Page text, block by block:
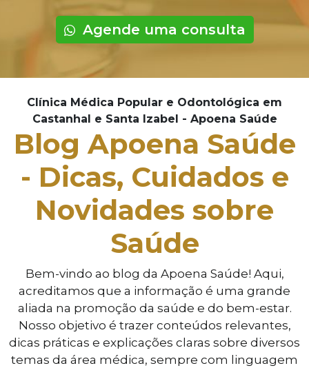
Agende uma consulta
Clínica Médica Popular e Odontológica em
Castanhal e Santa Izabel - Apoena Saúde
Blog Apoena Saúde
- Dicas, Cuidados e
Novidades sobre
Saúde
Bem-vindo ao blog da Apoena Saúde! Aqui,
acreditamos que a informação é uma grande
aliada na promoção da saúde e do bem-estar.
Nosso objetivo é trazer conteúdos relevantes,
dicas práticas e explicações claras sobre diversos
temas da área médica, sempre com linguagem